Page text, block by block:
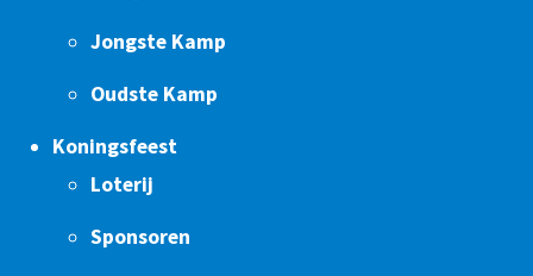
Jongste Kamp
Oudste Kamp
Koningsfeest
Loterij
Sponsoren